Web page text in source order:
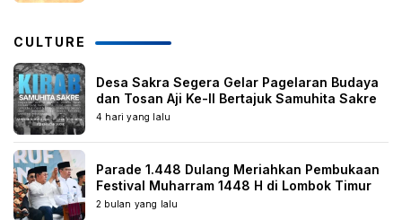
CULTURE
Desa Sakra Segera Gelar Pagelaran Budaya
dan Tosan Aji Ke-II Bertajuk Samuhita Sakre
4 hari yang lalu
Parade 1.448 Dulang Meriahkan Pembukaan
Festival Muharram 1448 H di Lombok Timur
2 bulan yang lalu